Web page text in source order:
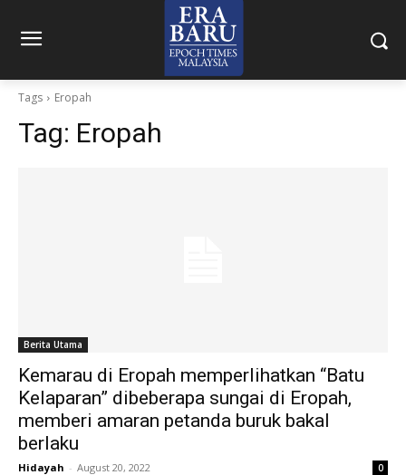
Tags Eropah
Tag: Eropah
Berita Utama
Kemarau di Eropah memperlihatkan “Batu
Kelaparan” dibeberapa sungai di Eropah,
memberi amaran petanda buruk bakal
berlaku
Hidayah - August 20, 2022 0